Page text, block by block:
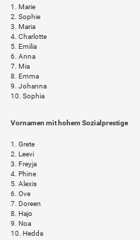
1.
Marie
2. Sophie
3. Maria
4. Charlotte
5. Emilia
6. Anna
7. Mia
8. Emma
9. Johanna
10. Sophia
Vornamen mit hohem Sozialprestige
1.
Grete
2. Leevi
3. Freyja
4. Phine
5. Alexis
6. Ove
7. Doreen
8. Hajo
9. Noa
10. Hedda